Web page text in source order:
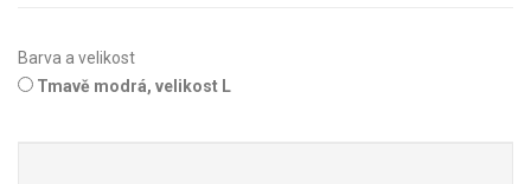
Barva a velikost
Tmavě modrá, velikost L